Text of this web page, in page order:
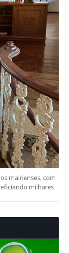
mairienses, com
milhares